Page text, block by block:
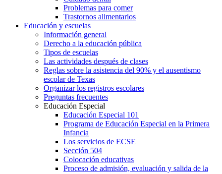
Problemas para comer
Trastornos alimentarios
Educación y escuelas
Información general
Derecho a la educación pública
Tipos de escuelas
Las actividades después de clases
Reglas sobre la asistencia del 90% y el ausentismo
escolar de Texas
Organizar los registros escolares
Preguntas frecuentes
Educación Especial
Educación Especial 101
Programa de Educación Especial en la Primera
Infancia
Los servicios de ECSE
Sección 504
Colocación educativas
Proceso de admisión, evaluación y salida de la